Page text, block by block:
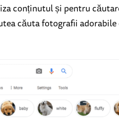
conținutul și pentru
căuta fotografii adorabile